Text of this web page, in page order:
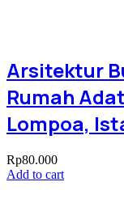
Arsitektur
Rumah
Lompoa,
Rp80.000
Add to cart